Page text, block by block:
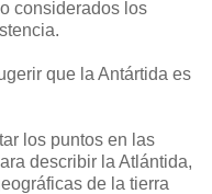
considerados los
que la Antártida es
los puntos en las
describir la Atlántida,
de la tierra